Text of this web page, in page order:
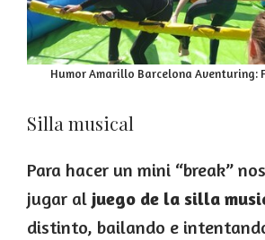
Humor Amarillo Barcelona Aventuring:
Silla musical
Para hacer un mini “break”
jugar al juego de la silla
distinto, bailando e